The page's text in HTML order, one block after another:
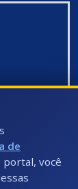
de
você